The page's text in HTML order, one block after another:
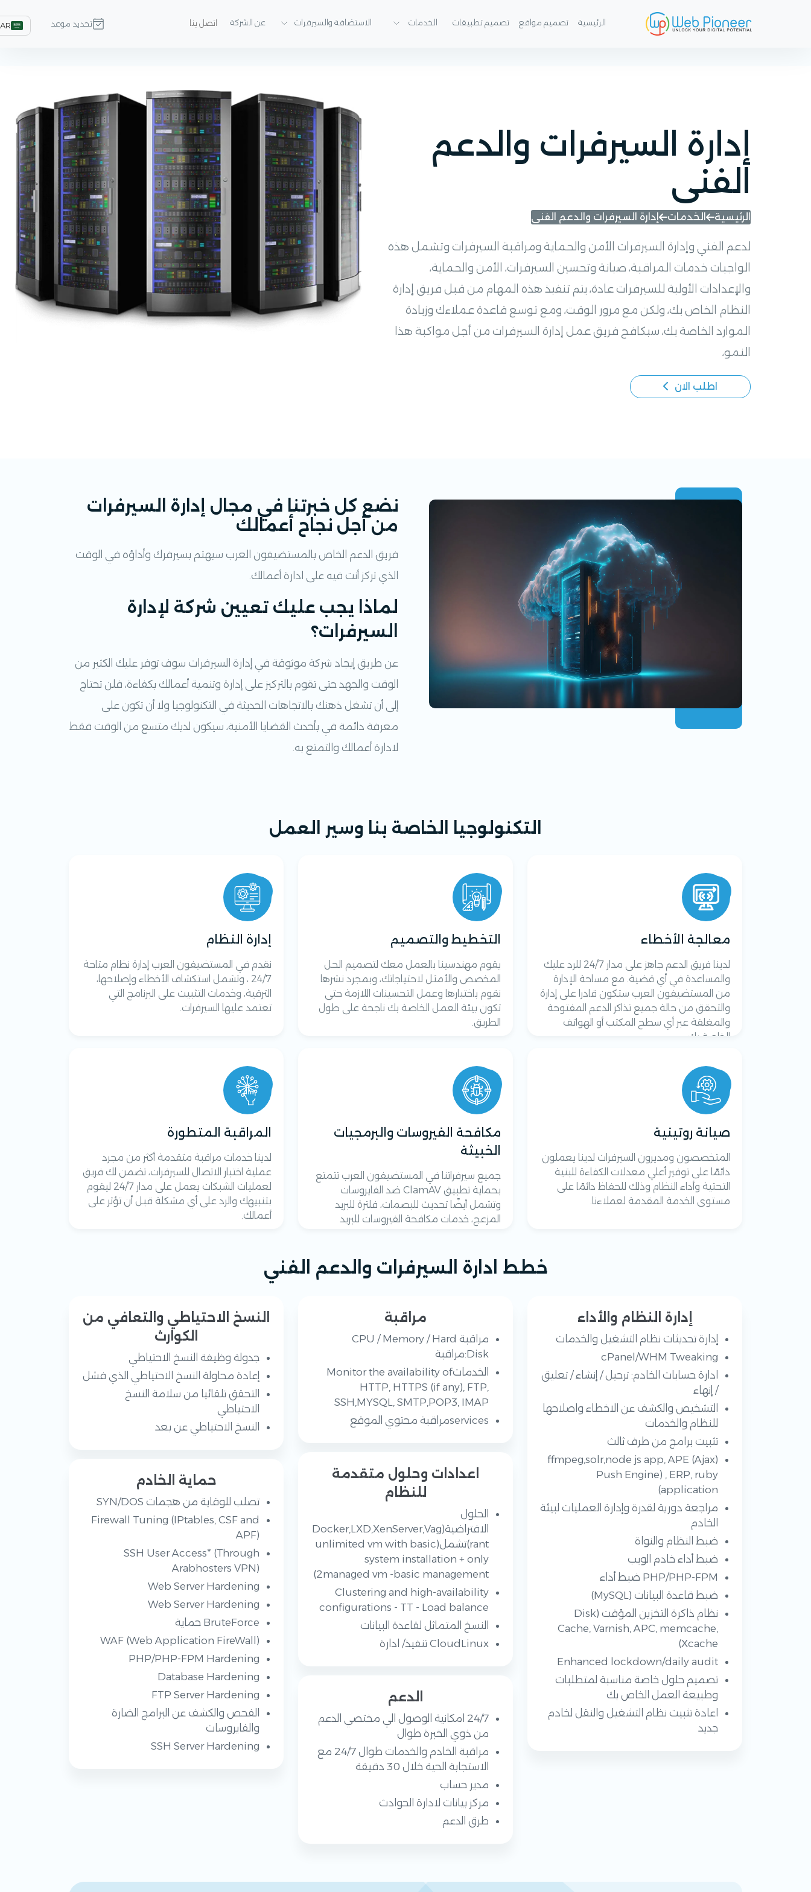
الرئيسية تصميم مواقع تصميم تطبيقات الخدمات الاستضافة والسيرفرات عن الشركة اتصل بنا تحديد موعد AR
إدارة السيرفرات والدعم
الفنى
الرئيسية الخدمات إدارة السيرفرات والدعم الفنى
لدعم الفني وإدارة السيرفرات الأمن والحماية ومراقبة السيرفرات وتشمل هذه
الواجبات خدمات المراقبة، صيانة وتحسين السيرفرات، الأمن والحماية،
والإعدادات الأولية للسيرفرات عادة، يتم تنفيذ هذه المهام من قبل فريق إدارة
النظام الخاص بك، ولكن مع مرور الوقت، ومع توسع قاعدة عملاءك وزيادة
الموارد الخاصة بك، سيكافح فريق عمل إدارة السيرفرات من أجل مواكبة هذا
النمو،
اطلب الان
نضع كل خبرتنا في مجال إدارة السيرفرات
من أجل نجاح أعمالك
فريق الدعم الخاص بالمستضيفون العرب سيهتم بسيرفرك وأداؤه في الوقت
الذي تركز أنت فيه على ادارة أعمالك.
لماذا يجب عليك تعيين شركة لإدارة
السيرفرات؟
عن طريق إيجاد شركة موثوقة في إدارة السيرفرات سوف توفر عليك الكثير من
الوقت والجهد حتى تقوم بالتركيز على إدارة وتنمية أعمالك بكفاءة، فلن تحتاج
إلى أن تشغل ذهنك بالاتجاهات الحديثة في التكنولوجيا ولا أن تكون على
معرفة دائمة في بأحدث القضايا الأمنية، سيكون لديك متسع من الوقت فقط
لادارة أعمالك والتمتع به.
التكنولوجيا الخاصة بنا وسير العمل
معالجة الأخطاء
لدينا فريق الدعم جاهز على مدار 24/7 للرد عليك
والمساعدة في أي قضية. مع مساحة الإدارة
من المستضيفون العرب ستكون قادرا على إدارة
والتحقق من حالة جميع تذاكر الدعم المفتوحة
والمغلقة عبر أي سطح المكتب أو الهواتف
الخاصة بك.
التخطيط والتصميم
يقوم مهندسينا بالعمل معك لتصميم الحل
المخصص والأمثل لاحتياجاتك، وبمجرد نشرها
نقوم باختبارها وعمل التحسينات اللازمة حتى
تكون بيئة العمل الخاصة بك ناجحة على طول
الطريق.
إدارة النظام
نقدم في المستضيفون العرب إدارة نظام متاحة
24/7 ، وتشمل استكشاف الأخطاء وإصلاحها،
الترقية، وخدمات التثبيت على البرنامج التي
تعتمد عليها السيرفرات.
صيانة روتينية
المتخصصون ومديرون السيرفرات لدينا يعملون
دائمًا على توفير أعلي معدلات الكفاءة للبنية
التحتية وأداء النظام وذلك للحفاظ دائمًا على
مستوى الخدمة المقدمة لعملاءنا.
مكافحة الفيروسات والبرمجيات
الخبيثة
جميع سيرفراتنا في المستضيفون العرب تتمتع
بحماية تطبيق ClamAV ضد الفايروسات
وتشمل أيضًا تحديث للبصمات، فلترة للبريد
المزعج، خدمات مكافحة الفيروسات للبريد
المراقبة المتطورة
لدينا خدمات مراقبة متقدمة أكثر من مجرد
عملية اختبار الاتصال للسيرفرات، تضمن لك فريق
لعمليات الشبكات يعمل على مدار 24/7 ليقوم
بتنبيهك والرد على أي مشكلة قبل أن تؤثر على
أعمالك.
خطط ادارة السيرفرات والدعم الفني
إدارة النظام والأداء
إدارة تحديثات نظام التشغيل والخدمات
cPanel/WHM Tweaking
ادارة حسابات الخادم: ترحيل / إنشاء / تعليق
/ إنهاء
التشخيص والكشف عن الاخطاء واصلاحها
للنظام والخدمات
تثبيت برامج من طرف ثالث
(ffmpeg,solr,node js app, APE (Ajax
Push Engine) , ERP, ruby
application)
مراجعة دورية لقدرة وإدارة العمليات لبيئة
الخادم
ضبط النظام والنواة
ضبط أداء خادم الويب
PHP/PHP-FPM ضبط أداء
ضبط قاعدة البيانات (MySQL)
نظام ذاكرة التخزين المؤقت (Disk
Cache, Varnish, APC, memcache,
Xcache)
Enhanced lockdown/daily audit
تصميم حلول خاصة مناسبة لمتطلبات
وطبيعة العمل الخاص بك
اعادة تثبيت نظام التشغيل والنقل لخادم
جديد
مراقبة
مراقبة CPU / Memory / Hard
Disk:مراقبة
الخدماتMonitor the availability of
HTTP, HTTPS (if any), FTP,
SSH,MYSQL, SMTP,POP3, IMAP
servicesمراقبة محتوي الموقع
اعدادات وحلول متقدمة
للنظام
الحلول
الافتراضية(Docker,LXD,XenServer,Vag
rant)تشمل(unlimited vm with basic
system installation + only
2managed vm -basic management)
Clustering and high-availability
configurations - TT - Load balance
النسخ المتماثل لقاعدة البيانات
CloudLinux تنفيذ/ ادارة
الدعم
24/7 امكانية الوصول الي مختصي الدعم
من ذوي الخبرة طوال
مراقبة الخادم والخدمات طوال 24/7 مع
الاستجابة الحية خلال 30 دقيقة
مدير حساب
مركز بيانات لادارة الحوادث
طرق الدعم
النسخ الاحتياطي والتعافي من
الكوارث
جدولة وظيفة النسخ الاحتياطي
إعادة محاولة النسخ الاحتياطي الذي فشل
التحقق تلقائيا من سلامة النسخ
الاحتياطي
النسخ الاحتياطي عن بعد
حماية الخادم
تصلب للوقاية من هجمات SYN/DOS
Firewall Tuning (IPtables, CSF and
APF)
SSH User Access* (Through
Arabhosters VPN)
Web Server Hardening
Web Server Hardening
BruteForce حماية
WAF (Web Application FireWall)
PHP/PHP-FPM Hardening
Database Hardening
FTP Server Hardening
الفحص والكشف عن البرامج الضارة
والفايروسات
SSH Server Hardening